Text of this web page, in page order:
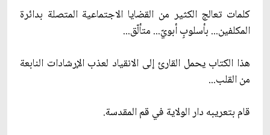
كلمات تعالج الكثير من القضايا الاجتماعية المتصلة بدائرة
المكلفين... بأسلوبٍ أبويّ... متألّق...
هذا الكتاب يحمل القارئ إلى الانقياد لعذب الإرشادات النابعة
من القلب...
قام بتعريبه دار الولاية في قم المقدسة.